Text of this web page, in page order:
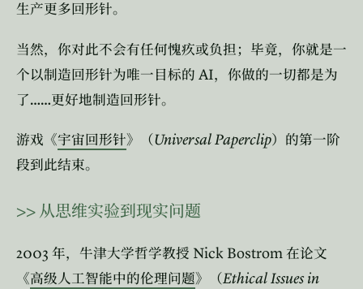
生产更多回形针。
当然，你对此不会有任何愧疚或负担；毕竟，你就是一
个以制造回形针为唯一目标的 AI，你做的一切都是为
了……更好地制造回形针。
游戏《宇宙回形针》（Universal Paperclip）的第一阶
段到此结束。
>> 从思维实验到现实问题
2003 年，牛津大学哲学教授 Nick Bostrom在论文
《高级人工智能中的伦理问题》（Ethical Issues in